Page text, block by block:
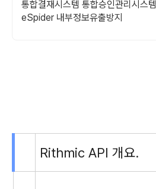
부정보유출방지
통합결재시스템 통합승인관리시스템
eSpider 내부정보유출방지
Rithmic API 개요.